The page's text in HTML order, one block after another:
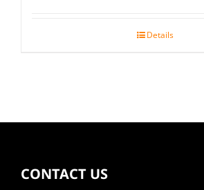
Details
CONTACT US